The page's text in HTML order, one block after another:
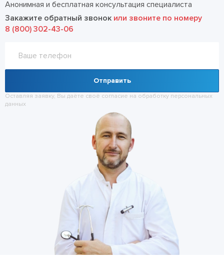
Анонимная и бесплатная консультация специалиста
Закажите обратный звонок или звоните по номеру
8 (800) 302-43-06
Отправить
Оставляя заявку, Вы даёте своё согласие на обработку персональных
данных